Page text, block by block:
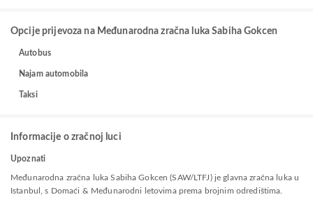
Opcije prijevoza na Međunarodna zračna luka Sabiha Gokcen
Autobus
Najam automobila
Taksi
Informacije o zračnoj luci
Upoznati
Međunarodna zračna luka Sabiha Gokcen (SAW/LTFJ) je glavna zračna luka u
Istanbul, s Domaći & Međunarodni letovima prema brojnim odredištima.